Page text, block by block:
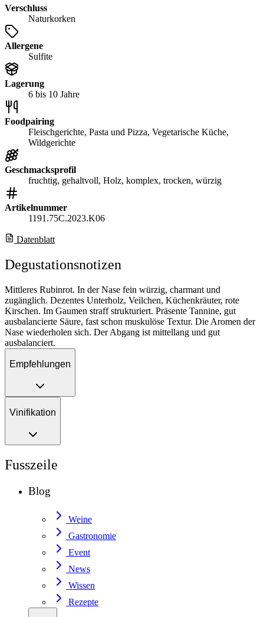
Verschluss
Naturkorken
Allergene
Sulfite
Lagerung
6 bis 10 Jahre
Foodpairing
Fleischgerichte, Pasta und Pizza, Vegetarische Küche,
Wildgerichte
Geschmacksprofil
fruchtig, gehaltvoll, Holz, komplex, trocken, würzig
Artikelnummer
1191.75C.2023.K06
Datenblatt
Degustationsnotizen
Mittleres Rubinrot. In der Nase fein würzig, charmant und
zugänglich. Dezentes Unterholz, Veilchen, Küchenkräuter, rote
Kirschen. Im Gaumen straff strukturiert. Präsente Tannine, gut
ausbalancierte Säure, fast schon muskulöse Textur. Die Aromen der
Nase wiederholen sich. Der Abgang ist mittellang und gut
ausbalanciert.
Empfehlungen
Vinifikation
Fusszeile
Blog
Weine
Gastronomie
Event
News
Wissen
Rezepte